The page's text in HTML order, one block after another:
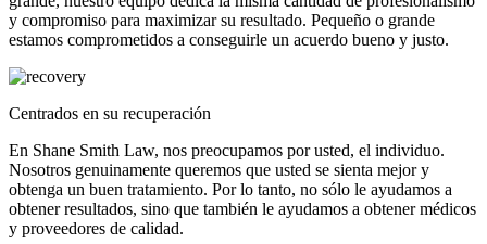
y compromiso para maximizar su resultado. Pequeño o grande
estamos comprometidos a conseguirle un acuerdo bueno y justo.
Centrados en su recuperación
En Shane Smith Law, nos preocupamos por usted, el individuo.
Nosotros genuinamente queremos que usted se sienta mejor y
obtenga un buen tratamiento. Por lo tanto, no sólo le ayudamos a
obtener resultados, sino que también le ayudamos a obtener médicos
y proveedores de calidad.